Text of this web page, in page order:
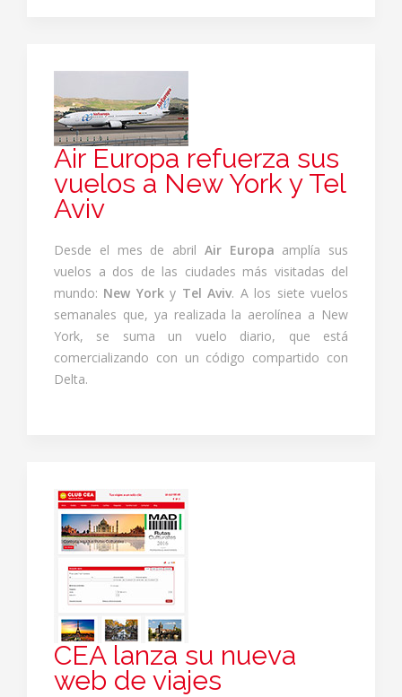
Air Europa refuerza sus
vuelos a New York y Tel
Aviv
Desde el mes de abril Air Europa amplía sus
vuelos a dos de las ciudades más visitadas del
mundo: New Yorky Tel Aviv. A los siete vuelos
semanales que, ya realizada la aerolínea a New
York, se suma un vuelo diario, que está
comercializando con un código compartido con
Delta.
CEA lanza su nueva
web de viajes